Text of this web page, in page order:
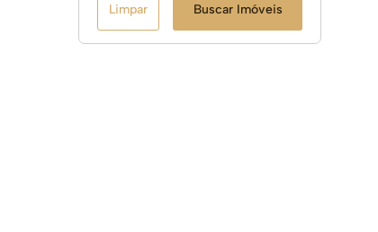
Limpar Buscar Imóveis